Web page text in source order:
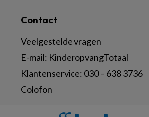
Contact
Veelgestelde vragen
E-mail: KinderopvangTotaal
Klantenservice: 030 – 638 3736
Colofon